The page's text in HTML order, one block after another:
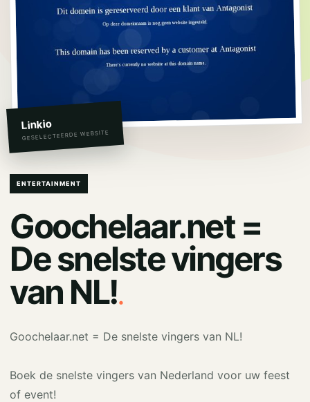
Linkio
GESELECTEERDE WEBSITE
ENTERTAINMENT
Goochelaar.net =
De snelste vingers
van NL!.
Goochelaar.net = De snelste vingers van NL!
Boek de snelste vingers van Nederland voor uw feest
of event!